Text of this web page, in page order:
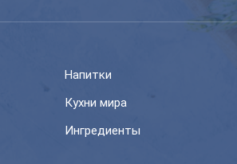
Напитки
Кухни мира
Ингредиенты